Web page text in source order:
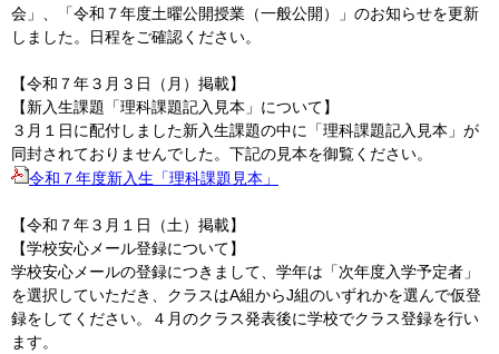
会」、「令和７年度土曜公開授業（一般公開）」のお知らせを更新
しました。日程をご確認ください。
​【令和７年３月３日（月）掲載】
【新入生課題「理科課題記入見本」について】
３月１日に配付しました新入生課題の中に「理科課題記入見本」が
同封されておりませんでした。下記の見本を御覧ください。
令和７年度新入生「理科課題見本」
【令和７年３月１日（土）掲載】
【学校安心メール登録について】
学校安心メールの登録につきまして、学年は「次年度入学予定者」
を選択していただき、クラスはA組からJ組のいずれかを選んで仮登
録をしてください。４月のクラス発表後に学校でクラス登録を行い
ます。